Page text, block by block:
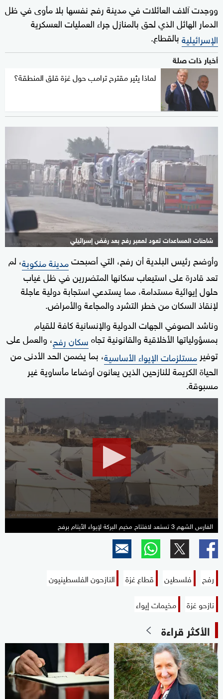
ووجدت آلاف العائلات في مدينة رفح نفسها بلا مأوى في ظل
الدمار الهائل الذي لحق بالمنازل جراء العمليات العسكرية
الإسرائيليةبالقطاع.
أخبار ذات صلة
لماذا يثير مقترح ترامب حول غزة قلق المنطقة؟
شاحنات المساعدات تعود لمعبر رفح بعد رفض إسرائيلي
وأوضح رئيس البلدية أن رفح، التي أصبحتمدينة منكوبة، لم
تعد قادرة على استيعاب سكانها المتضررين في ظل غياب
حلول إيوائية مستدامة، مما يستدعي استجابة دولية عاجلة
لإنقاذ السكان من خطر التشرد والمجاعة والأمراض.
وناشد الصوفي الجهات الدولية والإنسانية كافة للقيام
بمسؤولياتها الأخلاقية والقانونية تجاهسكان رفح، والعمل على
توفير مستلزمات الإيواء الأساسية، بما يضمن الحد الأدنى من
الحياة الكريمة للنازحين الذين يعانون أوضاعا مأساوية غير
مسبوقة.
seconds
of
2
minutes,
1
second
الفارس الشهم 3 تستعد لافتتاح مخيم البركة لإيواء الأيتام برفح
رفح فلسطين قطاع غزة
النازحون الفلسطينيون
نازحو غزة
مخيمات إيواء
الأكثر قراءة